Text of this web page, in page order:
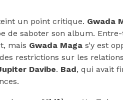
un point critique. Gwada
de saboter son album.
mais Gwada Maga s’y est
restrictions sur les
Davibe. Bad, qui avait